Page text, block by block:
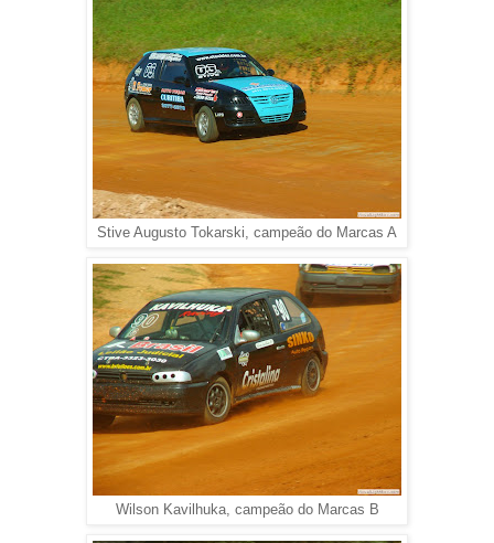
Stive Augusto Tokarski, campeão do Marcas A
Wilson Kavilhuka, campeão do Marcas B